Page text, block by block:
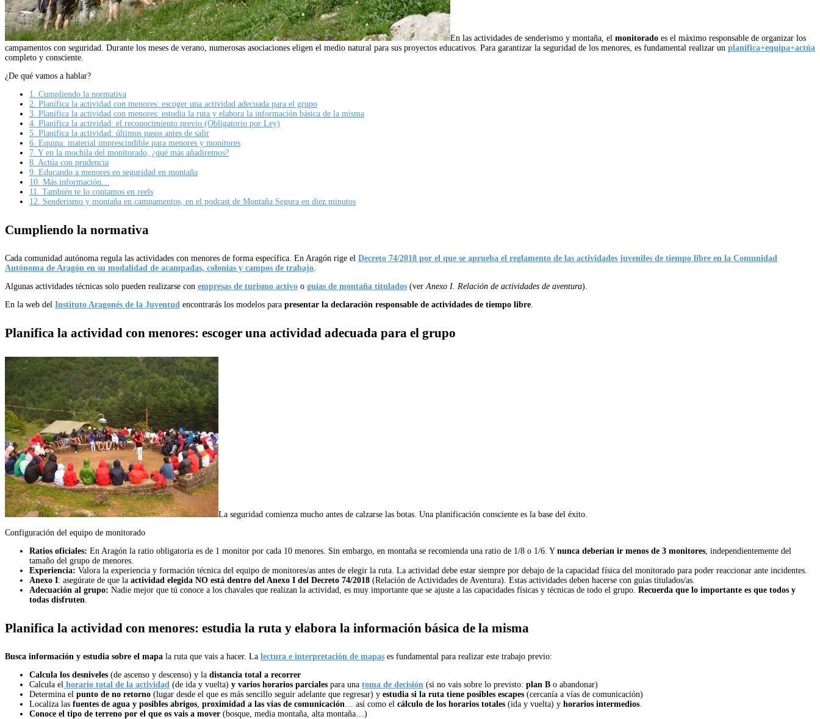
En las actividades de senderismo y montaña, el monitorado es el máximo responsable de organizar los
campamentos con seguridad. Durante los meses de verano, numerosas asociaciones eligen el medio natural para sus proyectos educativos. Para garantizar la seguridad de los menores, es fundamental realizar un planifica+equipa+actúa
completo y consciente.
¿De qué vamos a hablar?
1. Cumpliendo la normativa
2. Planifica la actividad con menores: escoger una actividad adecuada para el grupo
3. Planifica la actividad con menores: estudia la ruta y elabora la información básica de la misma
4. Planifica la actividad: el reconocimiento previo (Obligatorio por Ley)
5. Planifica la actividad: últimos pasos antes de salir
6. Equipa: material imprescindible para menores y monitores
7. Y en la mochila del monitorado, ¿qué más añadiremos?
8. Actúa con prudencia
9. Educando a menores en seguridad en montaña
10. Más información…
11. También te lo contamos en reels
12. Senderismo y montaña en campamentos, en el podcast de Montaña Segura en diez minutos
Cumpliendo la normativa
Cada comunidad autónoma regula las actividades con menores de forma específica. En Aragón rige el Decreto 74/2018 por el que se aprueba el reglamento de las actividades juveniles de tiempo libre en la Comunidad
Autónoma de Aragón en su modalidad de acampadas, colonias y campos de trabajo.
Algunas actividades técnicas solo pueden realizarse con empresas de turismo activo o guías de montaña titulados (verAnexo I. Relación de actividades de aventura).
En la web del Instituto Aragonés de la Juventud encontrarás los modelos para presentar la declaración responsable de actividades de tiempo libre.
Planifica la actividad con menores: escoger una actividad adecuada para el grupo
La seguridad comienza mucho antes de calzarse las botas. Una planificación consciente es la base del éxito.
Configuración del equipo de monitorado
Ratios oficiales: En Aragón la ratio obligatoria es de 1 monitor por cada 10 menores. Sin embargo, en montaña se recomienda una ratio de 1/8 o 1/6. Y nunca deberían ir menos de 3 monitores, independientemente del
tamaño del grupo de menores.
Experiencia: Valora la experiencia y formación técnica del equipo de monitores/as antes de elegir la ruta. La actividad debe estar siempre por debajo de la capacidad física del monitorado para poder reaccionar ante incidentes.
Anexo I: asegúrate de que la actividad elegida NO está dentro del Anexo I del Decreto 74/2018 (Relación de Actividades de Aventura). Estas actividades deben hacerse con guías titulados/as.
Adecuación al grupo: Nadie mejor que tú conoce a los chavales que realizan la actividad, es muy importante que se ajuste a las capacidades físicas y técnicas de todo el grupo. Recuerda que lo importante es que todos y
todas disfruten.
Planifica la actividad con menores: estudia la ruta y elabora la información básica de la misma
Busca información y estudia sobre el mapa la ruta que vais a hacer. La lectura e interpretación de mapas es fundamental para realizar este trabajo previo:
Calcula los desniveles (de ascenso y descenso) y la distancia total a recorrer
Calcula el horario total de la actividad (de ida y vuelta) y varios horarios parciales para una toma de decisión (si no vais sobre lo previsto: plan B o abandonar)
Determina el punto de no retorno (lugar desde el que es más sencillo seguir adelante que regresar) y estudia si la ruta tiene posibles escapes (cercanía a vías de comunicación)
Localiza las fuentes de agua y posibles abrigos proximidad a las vías de comunicación … así como el cálculo de los horarios totales (ida y vuelta) y horarios intermedios
Conoce el tipo de terreno por el que os vais a mover (bosque, media montaña, alta montaña…)